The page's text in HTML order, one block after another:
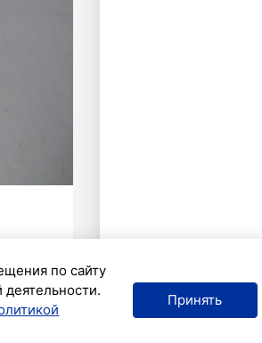
по сайту
Принять